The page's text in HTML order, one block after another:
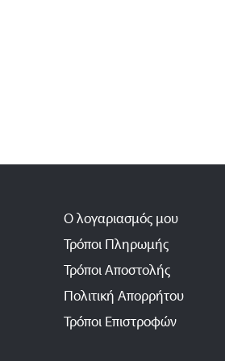
Ο λογαριασμός μου
Τρόποι Πληρωμής
Τρόποι Αποστολής
Πολιτική Απορρήτου
Τρόποι Επιστροφών